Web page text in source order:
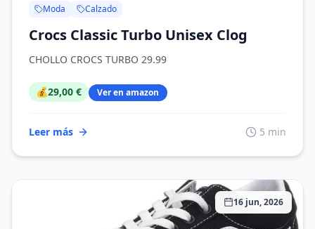
Moda Calzado
Crocs Classic Turbo Unisex Clog
CHOLLO CROCS TURBO 29.99
💰29,00 € Ver en amazon
Leer más 5 min
16 jun, 2026